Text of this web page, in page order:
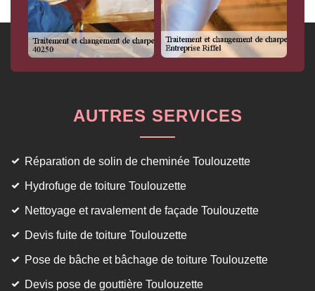
AUTRES SERVICES
Réparation de solin de cheminée Toulouzette
Hydrofuge de toiture Toulouzette
Nettoyage et ravalement de façade Toulouzette
Devis fuite de toiture Toulouzette
Pose de bâche et bâchage de toiture Toulouzette
Devis pose de gouttière Toulouzette